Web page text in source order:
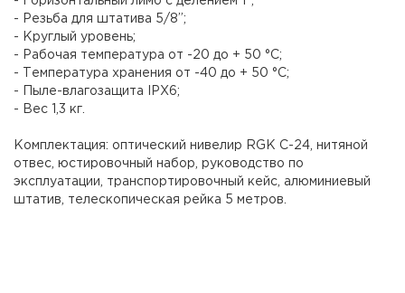
- Резьба для штатива 5/8”;
- Круглый уровень;
- Рабочая температура от -20 до + 50 °C;
- Температура хранения от -40 до + 50 °C;
- Пыле-влагозащита IPX6;
- Вес 1,3 кг.
Комплектация: оптический нивелир RGK C-24, нитяной
отвес, юстировочный набор, руководство по
эксплуатации, транспортировочный кейс, алюминиевый
штатив, телескопическая рейка 5 метров.